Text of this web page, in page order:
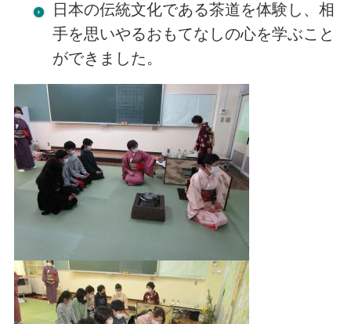
日本の伝統文化である茶道を体験し、相
手を思いやるおもてなしの心を学ぶこと
ができました。